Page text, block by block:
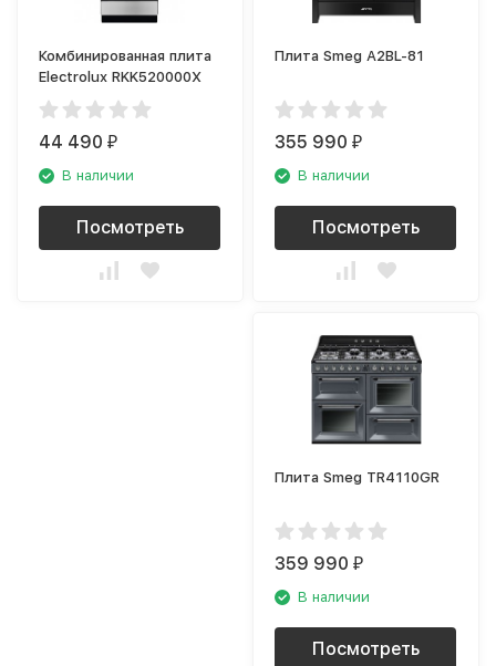
Комбинированная плита
Electrolux RKK520000X
44 490₽
В наличии
Посмотреть
Плита Smeg A2BL-81
355 990₽
В наличии
Посмотреть
Плита Smeg TR4110GR
359 990₽
В наличии
Посмотреть